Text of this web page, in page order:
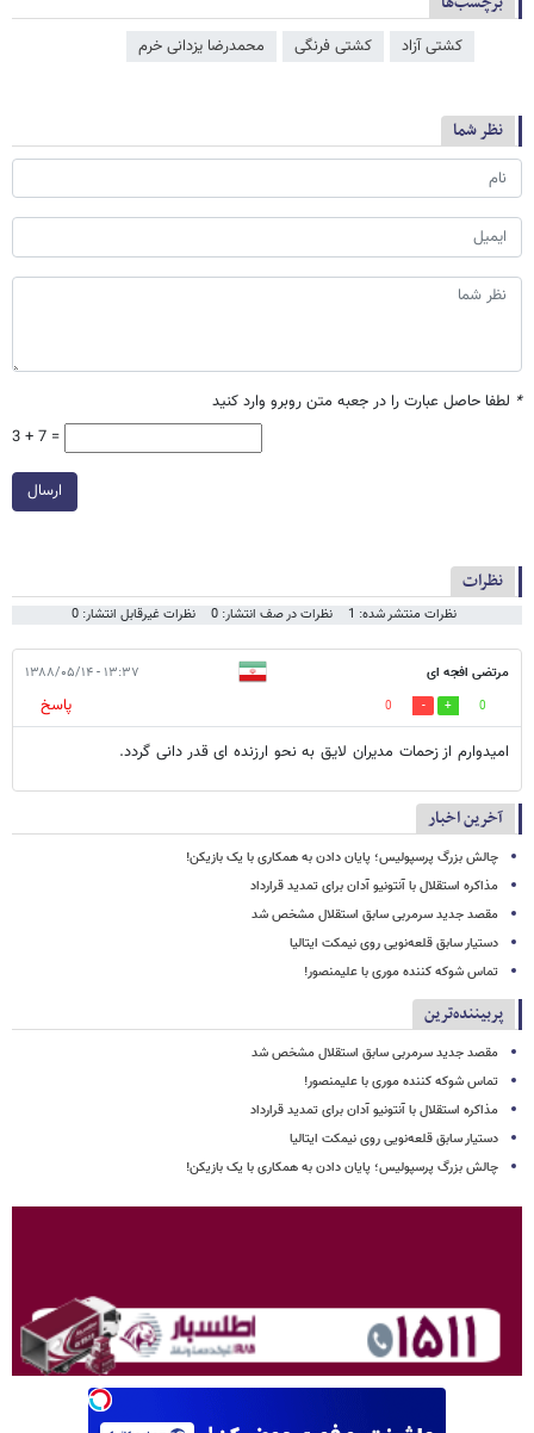
کشتی آزاد کشتی فرنگی محمدرضا یزدانی خرم
نظر شما
* لطفا حاصل عبارت را در جعبه متن روبرو وارد کنید
3 + 7 =
ارسال
نظرات
نظرات منتشر شده: 1 نظرات در صف انتشار: 0 نظرات غیرقابل انتشار: 0
مرتضی افجه ای ۱۳:۳۷ - ۱۳۸۸/۰۵/۱۴
0
0
پاسخ
امیدوارم از زحمات مدیران لایق به نحو ارزنده ای قدر دانی گردد.
آخرین اخبار
چالش بزرگ پرسپولیس؛ پایان دادن به همکاری با یک بازیکن!
مذاکره استقلال با آنتونیو آدان برای تمدید قرارداد
مقصد جدید سرمربی سابق استقلال مشخص شد
دستیار سابق قلعه‌نویی روی نیمکت ایتالیا
تماس شوکه کننده موری با علیمنصور!
پربیننده‌ترین
مقصد جدید سرمربی سابق استقلال مشخص شد
تماس شوکه کننده موری با علیمنصور!
مذاکره استقلال با آنتونیو آدان برای تمدید قرارداد
دستیار سابق قلعه‌نویی روی نیمکت ایتالیا
چالش بزرگ پرسپولیس؛ پایان دادن به همکاری با یک بازیکن!